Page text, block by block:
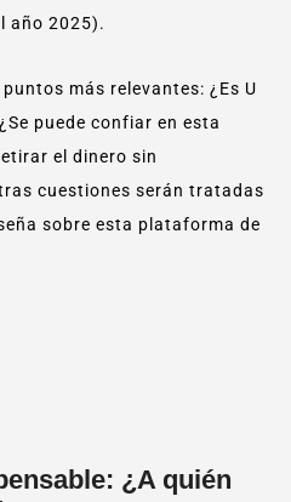
año 2025).
más relevantes: ¿Es U
puede confiar en esta
el dinero sin
cuestiones serán tratadas
sobre esta plataforma de
¿A quién